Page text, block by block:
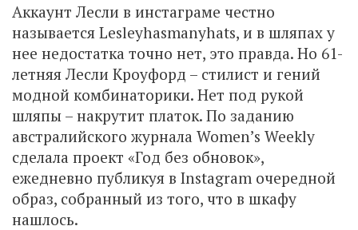
Аккаунт Лесли в инстаграме честно
называется Lesleyhasmanyhats, и в шляпах у
нее недостатка точно нет, это правда. Но 61-
летняя Лесли Кроуфорд – стилист и гений
модной комбинаторики. Нет под рукой
шляпы – накрутит платок. По заданию
австралийского журнала Women’s Weekly
сделала проект «Год без обновок»,
ежедневно публикуя в Instagram очередной
образ, собранный из того, что в шкафу
нашлось.